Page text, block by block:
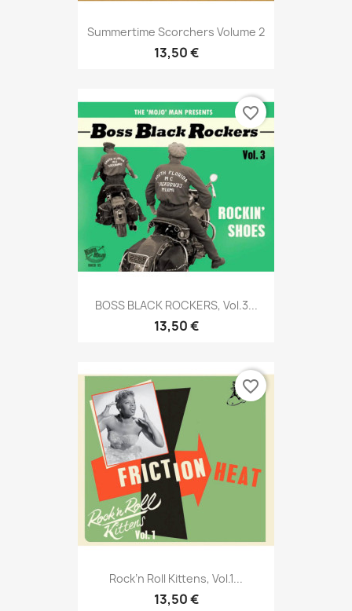
Summertime Scorchers Volume 2
13,50 €
BOSS BLACK ROCKERS, Vol.3...
13,50 €
favorite_border
Rock’n Roll Kittens, Vol.1...
13,50 €
favorite_border